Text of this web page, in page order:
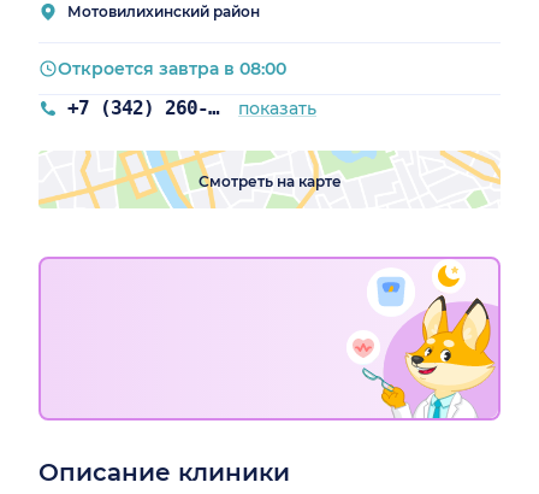
Мотовилихинский район
+7 (342) 260-60-60 показать
Откроется завтра в 08:00
Смотреть на карте
Описание клиники